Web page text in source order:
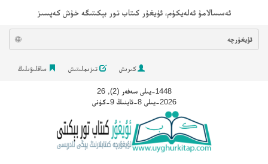
ئەسسالامۇ ئەلەيكۇم، ئۇيغۇر كىتاب تور بېكىتىگە خۇش كەپسىز
ئۇيغۇرچە 🌐
كىرىش تىزىملىتىش ساقلىۋىلىڭ
1448-يىلى سەفەر (2), 26
2026-يىلى 8-ئاينىڭ 9-كۈنى